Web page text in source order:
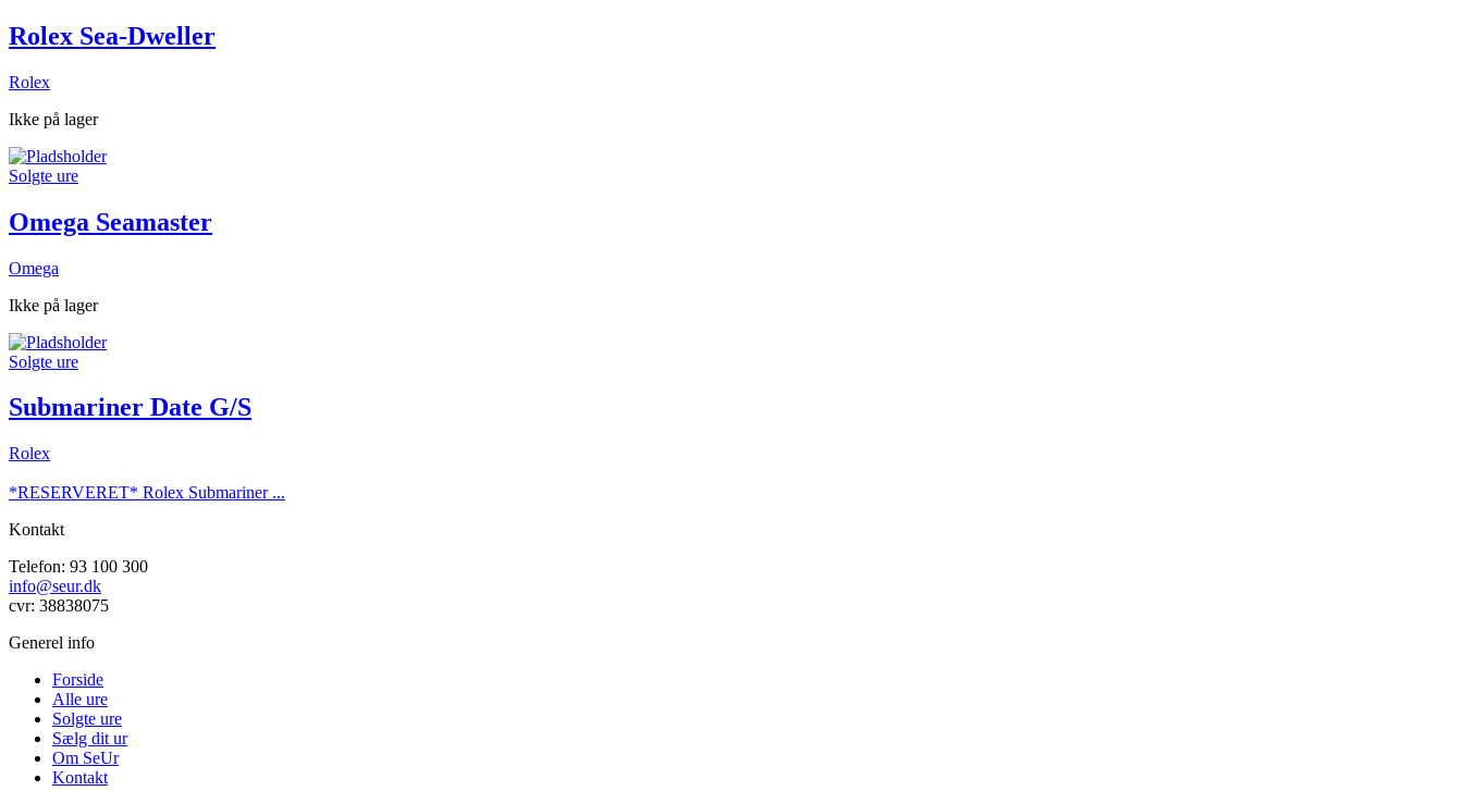
Rolex Sea-Dweller
Rolex
Ikke på lager
Solgte ure
Omega Seamaster
Omega
Ikke på lager
Solgte ure
Submariner Date G/S
Rolex
*RESERVERET* Rolex Submariner ...
Kontakt
Telefon: 93 100 300
info@seur.dk
cvr: 38838075
Generel info
Forside
Alle ure
Solgte ure
Sælg dit ur
Om SeUr
Kontakt